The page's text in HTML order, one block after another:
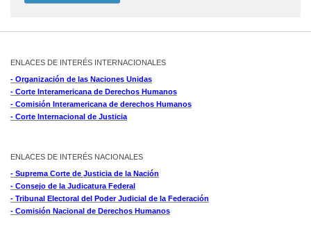
ENLACES DE INTERÉS INTERNACIONALES
- Organización de las Naciones Unidas
- Corte Interamericana de Derechos Humanos
- Comisión Interamericana de derechos Humanos
- Corte Internacional de Justicia
ENLACES DE INTERÉS NACIONALES
- Suprema Corte de Justicia de la Nación
- Consejo de la Judicatura Federal
- Tribunal Electoral del Poder Judicial de la Federación
- Comisión Nacional de Derechos Humanos